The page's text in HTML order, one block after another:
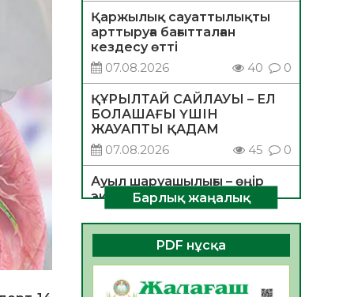
Қаржылық сауаттылықты
арттыруға бағытталған
кездесу өтті
07.08.2026
40 0
ҚҰРЫЛТАЙ САЙЛАУЫ – ЕЛ
БОЛАШАҒЫ ҮШІН
ЖАУАПТЫ ҚАДАМ
07.08.2026
45 0
Ауыл шаруашылығы – өңір
экономикасының негізгі
тірегі
06.08.2026
52 0
ҚОҒАМДЫҚ БЕЛСЕНДІЛІК –
ЕЛ ДАМУЫНЫҢ НЕГІЗІ
Барлық жаңалық
PDF нұсқа